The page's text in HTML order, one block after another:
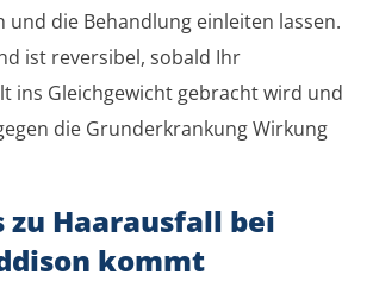
und die Behandlung einleiten lassen.
ist reversibel, sobald Ihr
ins Gleichgewicht gebracht wird und
die Grunderkrankung Wirkung
zu Haarausfall bei
kommt